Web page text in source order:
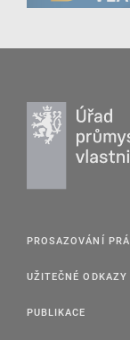
PROSAZOVÁNÍ
UŽITEČNÉ ODKAZY
PUBLIKACE